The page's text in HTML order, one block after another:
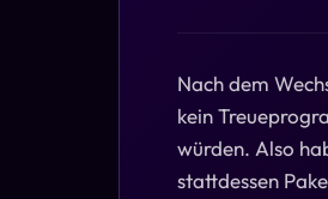
Nach dem
kein
würden. Also
stattdessen